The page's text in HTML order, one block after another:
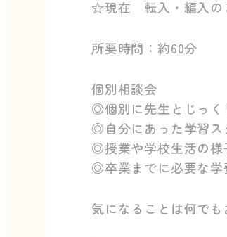
☆現在 転入・編入の
所要時間：約60分
個別相談会
◎個別に先生とじっく
◎自分にあった学習ス
◎授業や学校生活の様
◎卒業までに必要な学
気になることは何でも